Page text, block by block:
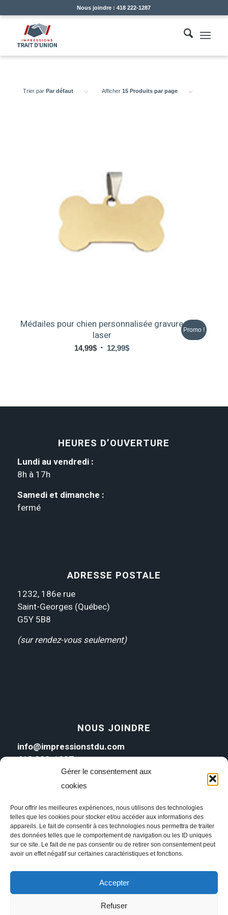
Gérer le consentement aux
cookies
Pour offrir les meilleures expériences, nous utilisons des technologies
telles que les cookies pour stocker et/ou accéder aux informations des
appareils. Le fait de consentir à ces technologies nous permettra de traiter
des données telles que le comportement de navigation ou les ID uniques
sur ce site. Le fait de ne pas consentir ou de retirer son consentement peut
avoir un effet négatif sur certaines caractéristiques et fonctions.
Accepter
Refuser
Nous joindre : 418 222-1287
Trier par Par défaut Afficher 15 Produits par page
Médailes pour chien personnalisée gravure
laser
14,99$ Le 12,99$Le
Promo !
HEURES D’OUVERTURE
Lundi au vendredi :
8h à 17h
Samedi et dimanche :
fermé
ADRESSE POSTALE
1232, 186e rue
Saint-Georges (Québec)
G5Y 5B8
(sur rendez-vous seulement)
NOUS JOINDRE
info@impressionstdu.com
418 222-1287